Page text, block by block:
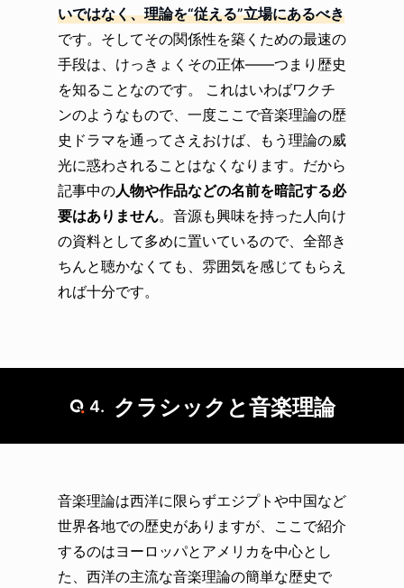
いではなく、理論を“従える”立場にあるべき
です。そしてその関係性を築くための最速の
手段は、けっきょくその正体——つまり歴史
を知ることなのです。 これはいわばワクチ
ンのようなもので、一度ここで音楽理論の歴
史ドラマを通ってさえおけば、もう理論の威
光に惑わされることはなくなります。だから
記事中の人物や作品などの名前を暗記する必
要はありません。音源も興味を持った人向け
の資料として多めに置いているので、全部き
ちんと聴かなくても、雰囲気を感じてもらえ
れば十分です。
4. クラシックと音楽理論
音楽理論は西洋に限らずエジプトや中国など
世界各地での歴史がありますが、ここで紹介
するのはヨーロッパとアメリカを中心とし
た、西洋の主流な音楽理論の簡単な歴史で